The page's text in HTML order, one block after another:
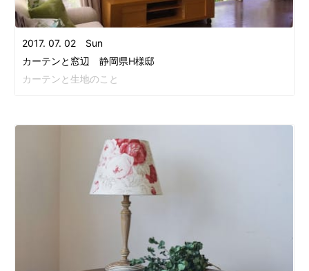
2017. 07. 02 Sun
カーテンと窓辺 静岡県H様邸
カーテンと生地のこと